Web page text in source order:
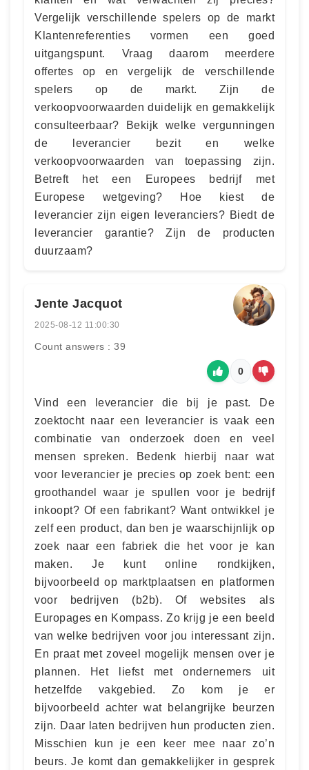
Vergelijk verschillende spelers op de markt
Klantenreferenties vormen een goed
uitgangspunt. Vraag daarom meerdere
offertes op en vergelijk de verschillende
spelers op de markt. Zijn de
verkoopvoorwaarden duidelijk en gemakkelijk
consulteerbaar? Bekijk welke vergunningen
de leverancier bezit en welke
verkoopvoorwaarden van toepassing zijn.
Betreft het een Europees bedrijf met
Europese wetgeving? Hoe kiest de
leverancier zijn eigen leveranciers? Biedt de
leverancier garantie? Zijn de producten
duurzaam?
Jente Jacquot
2025-08-12 11:00:30
Count answers : 39
0
Vind een leverancier die bij je past. De
zoektocht naar een leverancier is vaak een
combinatie van onderzoek doen en veel
mensen spreken. Bedenk hierbij naar wat
voor leverancier je precies op zoek bent: een
groothandel waar je spullen voor je bedrijf
inkoopt? Of een fabrikant? Want ontwikkel je
zelf een product, dan ben je waarschijnlijk op
zoek naar een fabriek die het voor je kan
maken. Je kunt online rondkijken,
bijvoorbeeld op marktplaatsen en platformen
voor bedrijven (b2b). Of websites als
Europages en Kompass. Zo krijg je een beeld
van welke bedrijven voor jou interessant zijn.
En praat met zoveel mogelijk mensen over je
plannen. Het liefst met ondernemers uit
hetzelfde vakgebied. Zo kom je er
bijvoorbeeld achter wat belangrijke beurzen
zijn. Daar laten bedrijven hun producten zien.
Misschien kun je een keer mee naar zo’n
beurs. Je komt dan gemakkelijker in gesprek